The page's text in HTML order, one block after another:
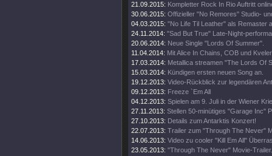
21.09.2015: Kompletter Rock In Rio Auftritt
30.06.2015: Offizieller "No Remores" Studio-
04.03.2015: "No Life Til Leather" als Remaster
24.11.2014: "Sad But True" Late-Night-
20.06.2014: Neue Single "Lords Of Summer".
11.04.2014: Mit Alice In Chains, COB und
17.03.2014: Metallica streamen "The Lords Of
15.03.2014: Kündigen ersten neuen Song an.
19.12.2013: Video-Rückblick zur legendären
09.12.2013: Freeze `Em All
04.12.2013: Spielen am 9. Juli in der Wiener
27.11.2013: Stellen 50-minütiges "Garage Inc"
27.10.2013: Details zum Antarktis Konzert!
22.07.2013: Trailer zum "Through The Never"
14.06.2013: Video zu cooler "Kill Em All"
23.05.2013: "Through The Never" Movie-Trailer.